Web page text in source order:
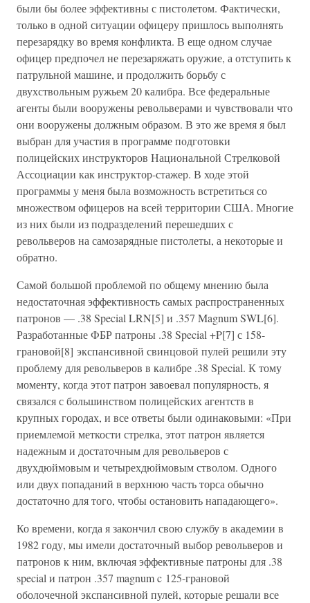
были бы более эффективны с пистолетом. Фактически,
только в одной ситуации офицеру пришлось выполнять
перезарядку во время конфликта. В еще одном случае
офицер предпочел не перезаряжать оружие, а отступить к
патрульной машине, и продолжить борьбу с
двухствольным ружьем 20 калибра. Все федеральные
агенты были вооружены револьверами и чувствовали что
они вооружены должным образом. В это же время я был
выбран для участия в программе подготовки
полицейских инструкторов Национальной Стрелковой
Ассоциации как инструктор-стажер. В ходе этой
программы у меня была возможность встретиться со
множеством офицеров на всей территории США. Многие
из них были из подразделений перешедших с
револьверов на самозарядные пистолеты, а некоторые и
обратно.
Самой большой проблемой по общему мнению была
недостаточная эффективность самых распространенных
патронов — .38 Special LRN[5] и .357 Magnum SWL[6].
Разработанные ФБР патроны .38 Special +P[7] с 158-
грановой[8] экспансивной свинцовой пулей решили эту
проблему для револьверов в калибре .38 Special. К тому
моменту, когда этот патрон завоевал популярность, я
связался с большинством полицейских агентств в
крупных городах, и все ответы были одинаковыми: «При
приемлемой меткости стрелка, этот патрон является
надежным и достаточным для револьверов с
двухдюймовым и четырехдюймовым стволом. Одного
или двух попаданий в верхнюю часть торса обычно
достаточно для того, чтобы остановить нападающего».
Ко времени, когда я закончил свою службу в академии в
1982 году, мы имели достаточный выбор револьверов и
патронов к ним, включая эффективные патроны для .38
special и патрон .357 magnum c 125-грановой
оболочечной экспансивной пулей, которые решали все